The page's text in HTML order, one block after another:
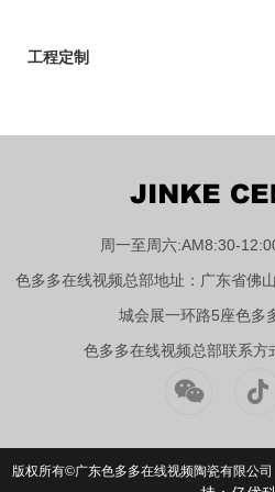
工程定制
周一至周六:AM8:30-
色多多在线视频总部地址：广东省
城会展一环路5座色多
色多多在线视频总部联系方
版权所有©广东色多多在线视频陶瓷有限公司